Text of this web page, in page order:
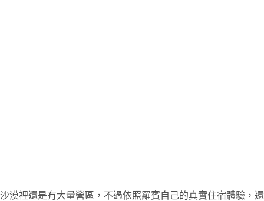
沙漠裡還是有大量營區，不過依照羅賓自己的真實住宿體驗，還